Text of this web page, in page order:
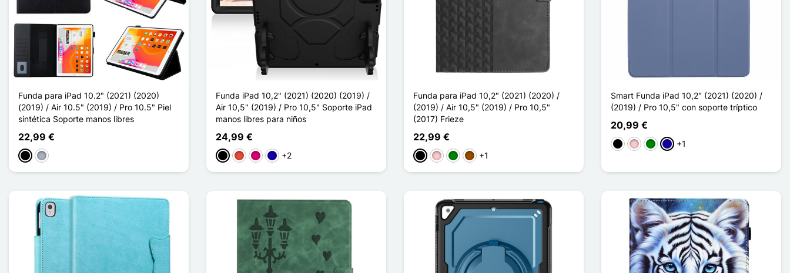
Funda para iPad 10.2" (2021) (2020)
(2019) / Air 10.5" (2019) / Pro 10.5" Piel
sintética Soporte manos libres
22,99 €
NegroGris
Funda iPad 10,2" (2021) (2020) (2019) /
Air 10,5" (2019) / Pro 10,5" Soporte iPad
manos libres para niños
24,99 €
NegroRojoMagentaAzul oscuro
+2
Funda para iPad 10,2" (2021) (2020) /
(2019) / Air 10,5" (2019) / Pro 10,5"
(2017) Frieze
22,99 €
NegroRosaVerdeMarrón
+1
Smart Funda iPad 10,2" (2021) (2020) /
(2019) / Pro 10,5" con soporte tríptico
20,99 €
NegroRosaVerdeAzul oscuro
+1